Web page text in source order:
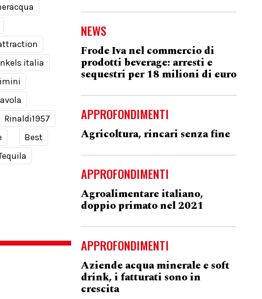
italia
Rinaldi1957
Best
NEWS
Frode Iva nel commercio di
prodotti beverage: arresti e
sequestri per 18 milioni di euro
APPROFONDIMENTI
Agricoltura, rincari senza fine
APPROFONDIMENTI
Agroalimentare italiano,
doppio primato nel 2021
APPROFONDIMENTI
Aziende acqua minerale e soft
drink, i fatturati sono in
crescita